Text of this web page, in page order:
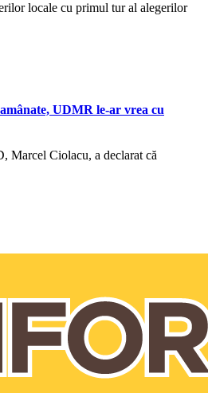
locale cu primul tur al alegerilor
UDMR le-ar vrea cu
Marcel Ciolacu, a declarat că